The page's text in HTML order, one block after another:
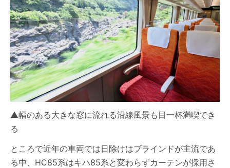
▲幅のある大きな窓に流れる沿線風景も目一杯満喫でき
る
ところで近年の車両では日除けはブラインドが主流であ
る中、HC85系はキハ85系と変わらずカーテンが採用さ